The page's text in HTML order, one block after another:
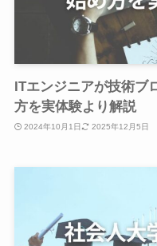
ITエンジニアが技術ブ
方を実体験より解説
2024年10月1日 2025年12月5日